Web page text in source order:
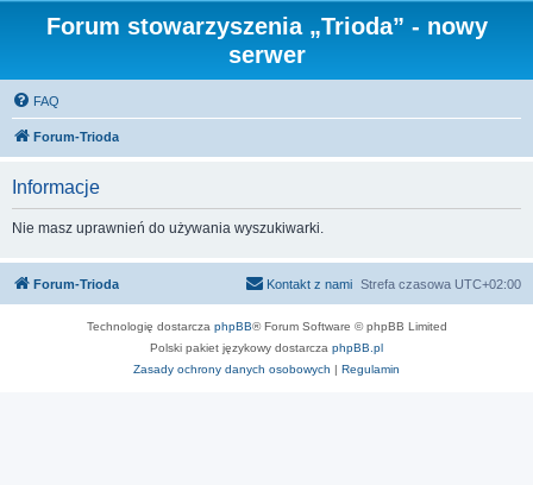
Forum stowarzyszenia „Trioda” - nowy
serwer
FAQ
Forum-Trioda
Informacje
Nie masz uprawnień do używania wyszukiwarki.
Forum-Trioda Strefa czasowa UTC+02:00
Kontakt z nami
Technologię dostarcza phpBB® Forum Software © phpBB Limited
Polski pakiet językowy dostarcza phpBB.pl
Zasady ochrony danych osobowych | Regulamin